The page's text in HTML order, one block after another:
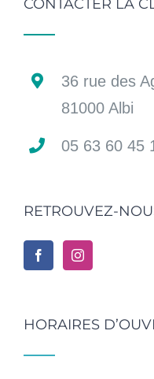
CONTACTER LA
36 rue des
81000 Albi
05 63 60 45
RETROUVEZ-
HORAIRES